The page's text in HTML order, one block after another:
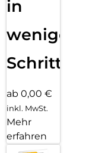
in
wenigen
Schritten
ab 0,00 €
inkl. MwSt.
Mehr
erfahren